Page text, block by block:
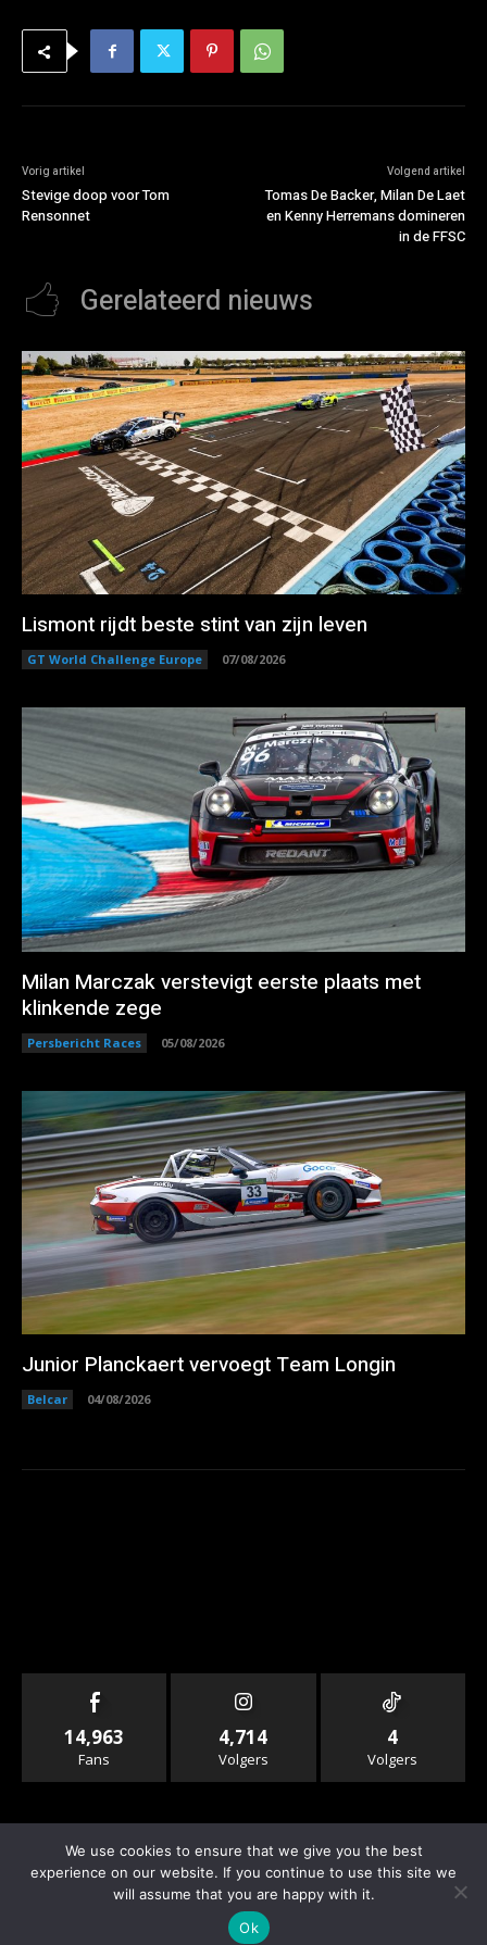
Vorig artikel
Stevige doop voor Tom
Rensonnet
Volgend artikel
Tomas De Backer, Milan De Laet
en Kenny Herremans domineren
in de FFSC
Gerelateerd nieuws
Lismont rijdt beste stint van zijn leven
GT World Challenge Europe 07/08/2026
Milan Marczak verstevigt eerste plaats met
klinkende zege
Persbericht Races 05/08/2026
Junior Planckaert vervoegt Team Longin
Belcar 04/08/2026
14,963
Fans
4,714
Volgers
4
Volgers
Info & Contact
We use cookies to ensure that we give you the best
experience on our website. If you continue to use this site we
will assume that you are happy with it.
Ok